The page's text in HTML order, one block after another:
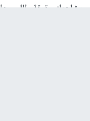
مشاعرك حقيقة واللي جوا